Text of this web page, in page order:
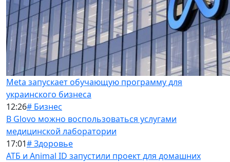
Meta запускает обучающую программу для
украинского бизнеса
12:26# Бизнес
В Glovo можно воспользоваться услугами
медицинской лаборатории
17:01# Здоровье
АТБ и Animal ID запустили проект для домашних